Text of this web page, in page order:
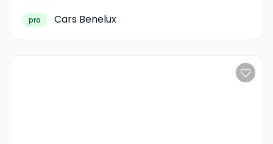
pro Cars Benelux